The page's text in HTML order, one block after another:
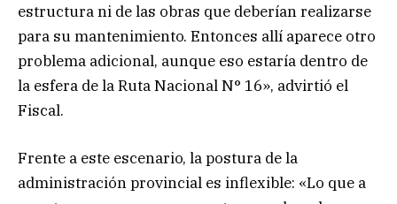
estructura ni de las obras que deberían realizarse
para su mantenimiento. Entonces allí aparece otro
problema adicional, aunque eso estaría dentro de
la esfera de la Ruta Nacional N° 16», advirtió el
Fiscal.
Frente a este escenario, la postura de la
administración provincial es inflexible: «Lo que a